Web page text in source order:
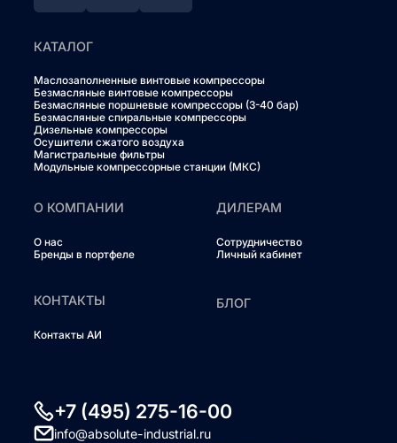
КАТАЛОГ
Маслозаполненные винтовые компрессоры
Безмасляные винтовые компрессоры
Безмасляные поршневые компрессоры (3-40 бар)
Безмасляные спиральные компрессоры
Дизельные компрессоры
Осушители сжатого воздуха
Магистральные фильтры
Модульные компрессорные станции (МКС)
О КОМПАНИИ
О нас
Бренды в портфеле
ДИЛЕРАМ
Сотрудничество
Личный кабинет
КОНТАКТЫ
Контакты АИ
БЛОГ
+7 (495) 275-16-00
info@absolute-industrial.ru